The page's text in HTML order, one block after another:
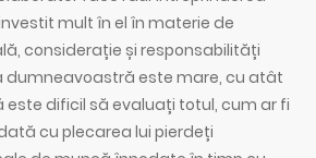
mult în el în materie de
considerație și responsabilități
dumneavoastră este mare, cu atât
dificil să evaluați totul, cum ar fi
cu plecarea lui pierdeți